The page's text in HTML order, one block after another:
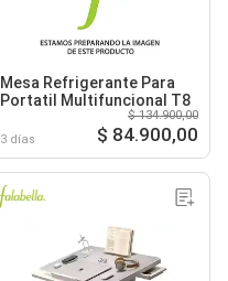
Mesa Refrigerante Para
Portatil Multifuncional T8
3 días
$ 134.900,00
$ 84.900,00